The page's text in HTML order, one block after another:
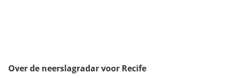
Over de neerslagradar voor Recife